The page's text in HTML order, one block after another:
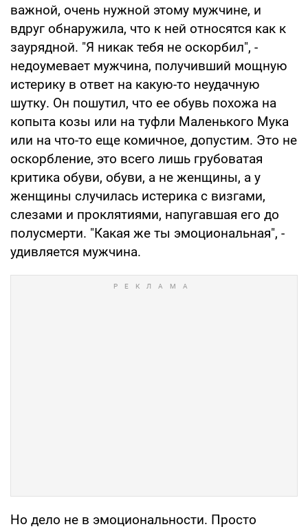
важной, очень нужной этому мужчине, и
вдруг обнаружила, что к ней относятся как к
заурядной. "Я никак тебя не оскорбил", -
недоумевает мужчина, получивший мощную
истерику в ответ на какую-то неудачную
шутку. Он пошутил, что ее обувь похожа на
копыта козы или на туфли Маленького Мука
или на что-то еще комичное, допустим. Это не
оскорбление, это всего лишь грубоватая
критика обуви, обуви, а не женщины, а у
женщины случилась истерика с визгами,
слезами и проклятиями, напугавшая его до
полусмерти. "Какая же ты эмоциональная", -
удивляется мужчина.
Но дело не в эмоциональности. Просто